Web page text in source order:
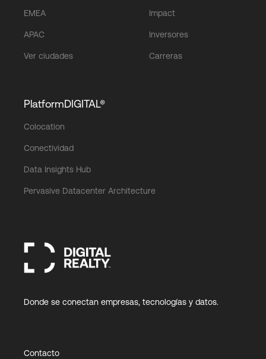
EMEA
APAC
Ver ciudades
Impact
Inversores
Carreras
PlatformDIGITAL®
Colocation
Conectividad
Data Insights Hub
Pervasive Datacenter Architecture
Donde se conectan empresas, tecnologías y datos.
Contacto